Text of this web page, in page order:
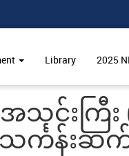
Library 2025
အသင်းက
င်္ကန်း